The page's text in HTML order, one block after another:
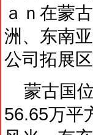
ａｎ在蒙
洲、东南
公司拓展
蒙古国位
56.65万平